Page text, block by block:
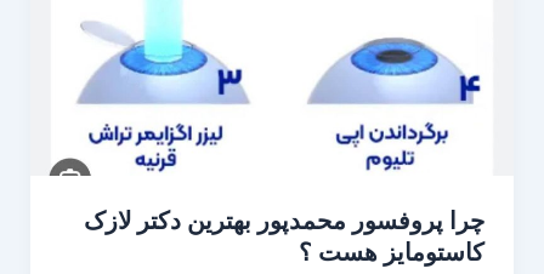
چرا پروفسور محمدپور بهترین دکتر لازک
کاستومایز هست ؟